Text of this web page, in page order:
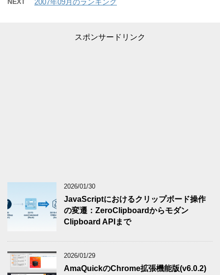
2007年09月のランキング
スポンサードリンク
2026/01/30
JavaScriptにおけるクリップボード操作
の変遷：ZeroClipboardからモダン
Clipboard APIまで
2026/01/29
AmaQuickのChrome拡張機能版(v6.0.2)